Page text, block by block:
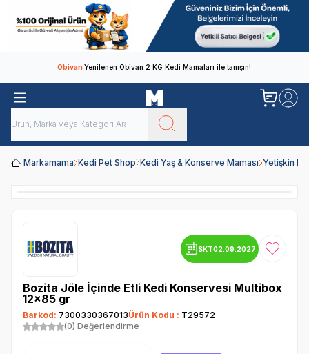
ObivanYenilenen Obivan 2 KG Kedi Mamaları ile tanışın!
Markamama Kedi Pet Shop Kedi Yaş & Konserve Maması Yetişkin
SKT02.09.2027 Favoriye
Bozita Jöle İçinde Etli Kedi Konservesi Multibox
12x85 gr
Barkod: 7300330367013Ürün Kodu : T29572
(0) Değerlendirme